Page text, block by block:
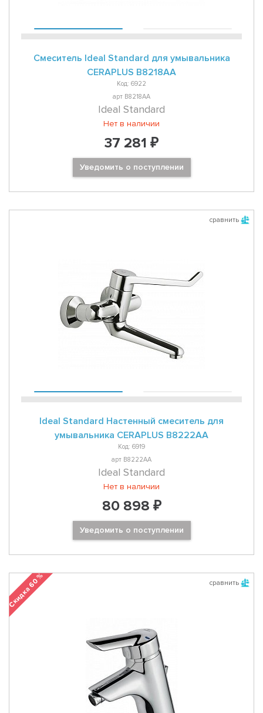
Смеситель Ideal Standard для умывальника
CERAPLUS B8218AA
Код: 6922
арт B8218AA
Ideal Standard
Нет в наличии
37 281 ₽
Уведомить о поступлении
сравнить
Ideal Standard Настенный смеситель для
умывальника CERAPLUS B8222AA
Код: 6919
арт B8222AA
Ideal Standard
Нет в наличии
80 898 ₽
Уведомить о поступлении
сравнить
Скидка 60 %